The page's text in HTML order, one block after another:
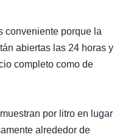
conveniente porque la
abiertas las 24 horas y
completo como de
por litro en lugar
alrededor de